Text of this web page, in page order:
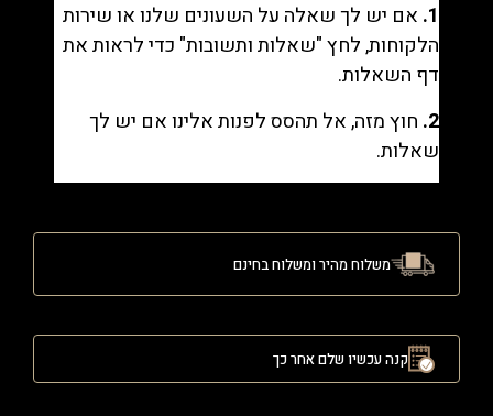
1. אם יש לך שאלה על השעונים שלנו או שירות
הלקוחות, לחץ "שאלות ותשובות" כדי לראות את
דף השאלות.
2. חוץ מזה, אל תהסס לפנות אלינו אם יש לך
שאלות.
משלוח מהיר ומשלוח בחינם
קנה עכשיו שלם אחר כך